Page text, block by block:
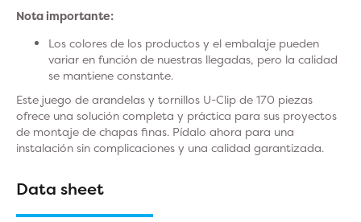
Nota importante:
Los colores de los productos y el embalaje pueden
variar en función de nuestras llegadas, pero la calidad
se mantiene constante.
Este juego de arandelas y tornillos U-Clip de 170 piezas
ofrece una solución completa y práctica para sus proyectos
de montaje de chapas finas. Pídalo ahora para una
instalación sin complicaciones y una calidad garantizada.
Data sheet